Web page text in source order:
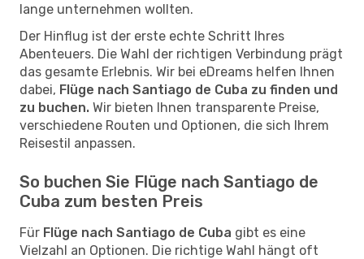
lange unternehmen wollten.
Der Hinflug ist der erste echte Schritt Ihres
Abenteuers. Die Wahl der richtigen Verbindung prägt
das gesamte Erlebnis. Wir bei eDreams helfen Ihnen
dabei, Flüge nach Santiago de Cuba zu finden und
zu buchen. Wir bieten Ihnen transparente Preise,
verschiedene Routen und Optionen, die sich Ihrem
Reisestil anpassen.
So buchen Sie Flüge nach Santiago de
Cuba zum besten Preis
Für Flüge nach Santiago de Cuba gibt es eine
Vielzahl an Optionen. Die richtige Wahl hängt oft